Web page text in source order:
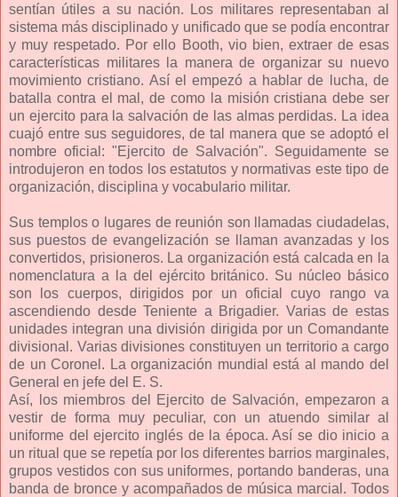
sentían útiles a su nación. Los militares representaban al
sistema más disciplinado y unificado que se podía encontrar
y muy respetado. Por ello Booth, vio bien, extraer de esas
características militares la manera de organizar su nuevo
movimiento cristiano. Así el empezó a hablar de lucha, de
batalla contra el mal, de como la misión cristiana debe ser
un ejercito para la salvación de las almas perdidas. La idea
cuajó entre sus seguidores, de tal manera que se adoptó el
nombre oficial: "Ejercito de Salvación". Seguidamente se
introdujeron en todos los estatutos y normativas este tipo de
organización, disciplina y vocabulario militar.
Sus templos o lugares de reunión son llamadas ciudadelas,
sus puestos de evangelización se llaman avanzadas y los
convertidos, prisioneros. La organización está calcada en la
nomenclatura a la del ejército británico. Su núcleo básico
son los cuerpos, dirigidos por un oficial cuyo rango va
ascendiendo desde Teniente a Brigadier. Varias de estas
unidades integran una división dirigida por un Comandante
divisional. Varias divisiones constituyen un territorio a cargo
de un Coronel. La organización mundial está al mando del
General en jefe del E. S.
Así, los miembros del Ejercito de Salvación, empezaron a
vestir de forma muy peculiar, con un atuendo similar al
uniforme del ejercito inglés de la época. Así se dio inicio a
un ritual que se repetía por los diferentes barrios marginales,
grupos vestidos con sus uniformes, portando banderas, una
banda de bronce y acompañados de música marcial. Todos